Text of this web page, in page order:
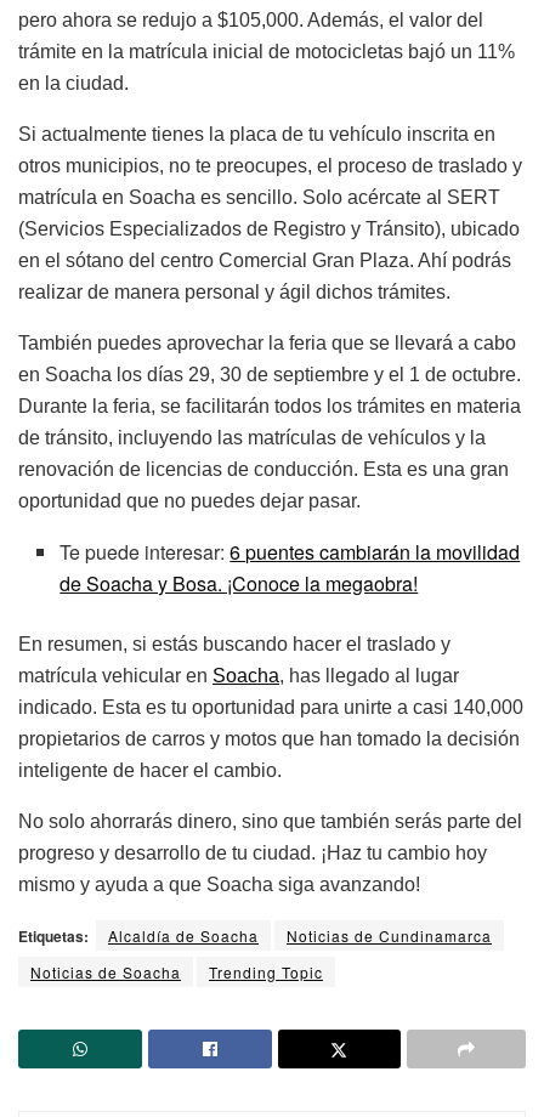
pero ahora se redujo a $105,000. Además, el valor del
trámite en la matrícula inicial de motocicletas bajó un 11%
en la ciudad.
Si actualmente tienes la placa de tu vehículo inscrita en
otros municipios, no te preocupes, el proceso de traslado y
matrícula en Soacha es sencillo. Solo acércate al SERT
(Servicios Especializados de Registro y Tránsito), ubicado
en el sótano del centro Comercial Gran Plaza. Ahí podrás
realizar de manera personal y ágil dichos trámites.
También puedes aprovechar la feria que se llevará a cabo
en Soacha los días 29, 30 de septiembre y el 1 de octubre.
Durante la feria, se facilitarán todos los trámites en materia
de tránsito, incluyendo las matrículas de vehículos y la
renovación de licencias de conducción. Esta es una gran
oportunidad que no puedes dejar pasar.
Te puede interesar:6 puentes cambiarán la movilidad
de Soacha y Bosa. ¡Conoce la megaobra!
En resumen, si estás buscando hacer el traslado y
matrícula vehicular en Soacha, has llegado al lugar
indicado. Esta es tu oportunidad para unirte a casi 140,000
propietarios de carros y motos que han tomado la decisión
inteligente de hacer el cambio.
No solo ahorrarás dinero, sino que también serás parte del
progreso y desarrollo de tu ciudad. ¡Haz tu cambio hoy
mismo y ayuda a que Soacha siga avanzando!
Etiquetas: Alcaldía de Soacha
Noticias de Cundinamarca
Noticias de Soacha
Trending Topic